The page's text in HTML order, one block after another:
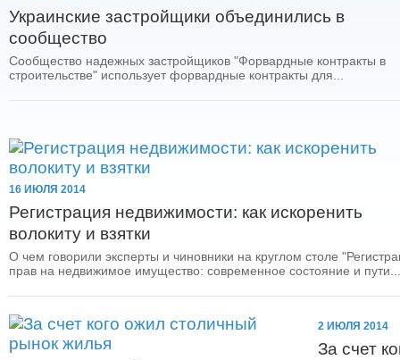
Украинские застройщики объединились в
сообщество
Сообщество надежных застройщиков "Форвардные контракты в
строительстве" использует форвардные контракты для...
16 ИЮЛЯ 2014
Регистрация недвижимости: как искоренить
волокиту и взятки
О чем говорили эксперты и чиновники на круглом столе
прав на недвижимое имущество: современное состояние и пути...
2 ИЮЛЯ 2014
За счет